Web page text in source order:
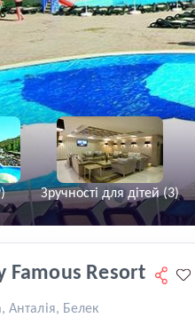
Зручності для дітей (3)
Famous Resort
Анталія, Белек